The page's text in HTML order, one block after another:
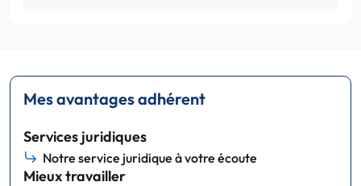
Mes avantages adhérent
Services juridiques
Notre service juridique à votre écoute
Mieux travailler